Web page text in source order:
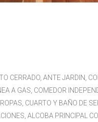
CERRADO, ANTE JARDIN,
A GAS, COMEDOR
CUARTO Y BAÑO DE
ALCOBA PRINCIPAL